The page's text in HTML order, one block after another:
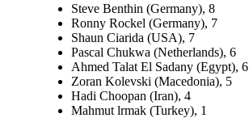
Steve Benthin (Germany), 8
Ronny Rockel (Germany), 7
Shaun Ciarida (USA), 7
Pascal Chukwa (Netherlands), 6
Ahmed Talat El Sadany (Egypt), 6
Zoran Kolevski (Macedonia), 5
Hadi Choopan (Iran), 4
Mahmut lrmak (Turkey), 1